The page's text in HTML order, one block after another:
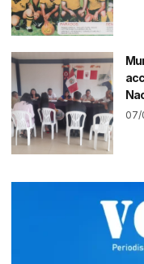
07/